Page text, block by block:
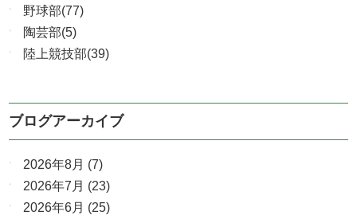
野球部(77)
陶芸部(5)
陸上競技部(39)
ブログアーカイブ
2026年8月 (7)
2026年7月 (23)
2026年6月 (25)